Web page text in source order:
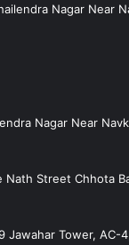
Nagar Near
Nagar Near
Nath Street Chhota
Jawahar Tower, AC-